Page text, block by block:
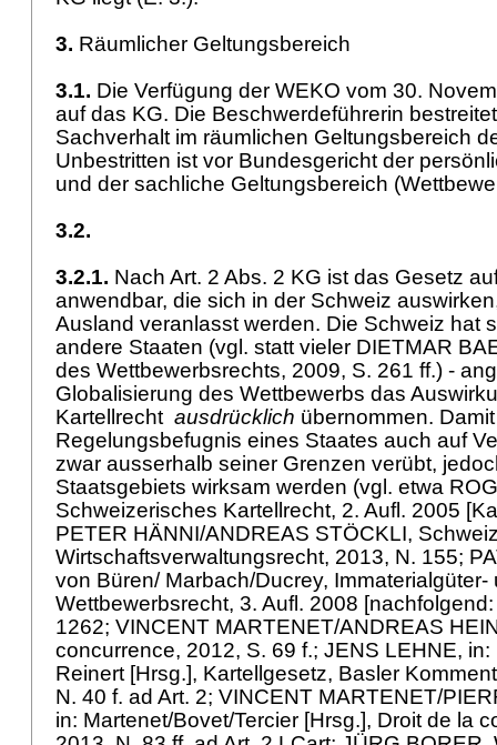
3. Räumlicher Geltungsbereich
3.1. Die Verfügung der WEKO vom 30.
auf das KG. Die Beschwerdeführerin
Sachverhalt im räumlichen Geltungsbereich
Unbestritten ist vor Bundesgericht der
und der sachliche Geltungsbereich
3.2.
3.2.1. Nach Art. 2 Abs. 2 KG ist das Gesetz
anwendbar, die sich in der Schweiz
Ausland veranlasst werden. Die Schweiz hat
andere Staaten (vgl. statt vieler DIETMAR
des Wettbewerbsrechts, 2009, S. 261 ff.) -
Globalisierung des Wettbewerbs das
Kartellrecht ausdrücklich übernommen.
Regelungsbefugnis eines Staates auch auf
zwar ausserhalb seiner Grenzen verübt,
Staatsgebiets wirksam werden (vgl. etwa
Schweizerisches Kartellrecht, 2. Aufl. 2005
PETER HÄNNI/ANDREAS STÖCKLI,
Wirtschaftsverwaltungsrecht, 2013, N. 155;
von Büren/ Marbach/Ducrey, Immaterialgüter-
Wettbewerbsrecht, 3. Aufl. 2008
1262; VINCENT MARTENET/ANDREAS
concurrence, 2012, S. 69 f.; JENS LEHNE,
Reinert [Hrsg.], Kartellgesetz, Basler
N. 40 f. ad Art. 2; VINCENT MARTENET/
in: Martenet/Bovet/Tercier [Hrsg.], Droit de la